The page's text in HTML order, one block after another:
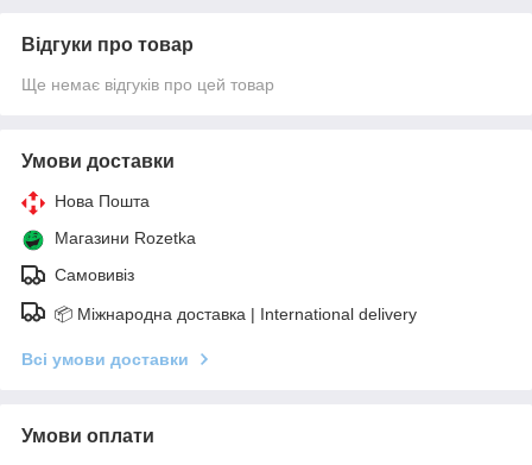
Відгуки про товар
Ще немає відгуків про цей товар
Умови доставки
Нова Пошта
Магазини Rozetka
Самовивіз
📦 Міжнародна доставка | International delivery
Всі умови доставки
Умови оплати